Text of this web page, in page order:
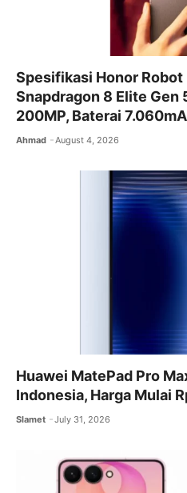
Spesifikasi Honor Robot
Snapdragon 8 Elite Gen
200MP, Baterai
Ahmad August 4, 2026
Huawei MatePad Pro
Indonesia, Harga Mulai
Slamet July 31, 2026